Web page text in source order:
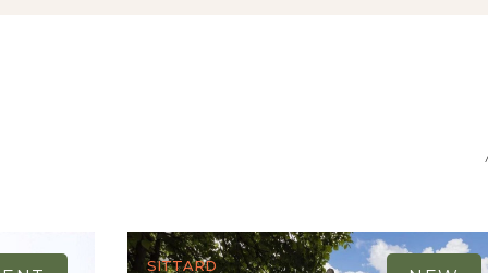
De ruime
keuken is voorzien
koelkast, oven en
Sittard